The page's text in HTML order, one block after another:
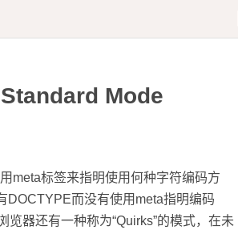
Mode
meta标签来指明使用何种字符编码方
DOCTYPE而没有使用meta指明编码
器还有一种称为“Quirks”的模式，在未